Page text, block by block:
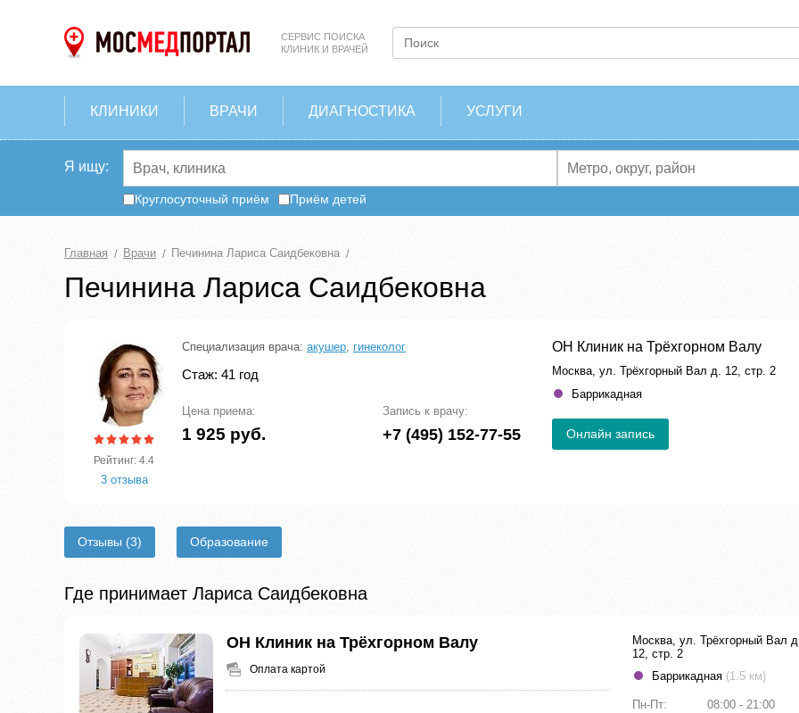
СЕРВИС ПОИСКА
КЛИНИК И ВРАЧЕЙ
КЛИНИКИ ВРАЧИ ДИАГНОСТИКА УСЛУГИ
Я ищу:
Круглосуточный приём Приём детей
Главная Врачи Печинина Лариса Саидбековна
Печинина Лариса Саидбековна
Рейтинг: 4.4
3 отзыва
Специализация врача: акушер, гинеколог
Стаж: 41 год
Цена приема:
1 925 руб.
Запись к врачу:
+7 (495) 152-77-55
ОН Клиник на Трёхгорном Валу
Москва, ул. Трёхгорный Вал д. 12, стр. 2
Баррикадная
Онлайн запись
Отзывы (3) Образование
Где принимает Лариса Саидбековна
ОН Клиник на Трёхгорном Валу
Оплата картой
Москва, ул. Трёхгорный Вал
12, стр. 2
Баррикадная (1.5 км)
Пн-Пт:
08:00 - 21:00